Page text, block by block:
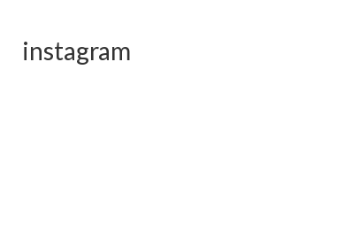
instagram